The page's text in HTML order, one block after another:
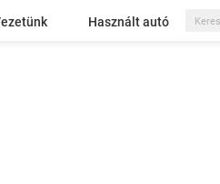
Használt autó